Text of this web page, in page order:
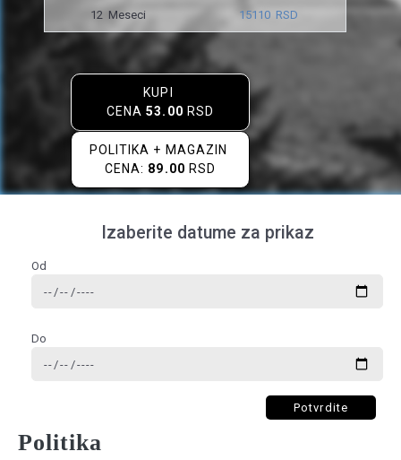
12 Meseci 15110 RSD
KUPI
CENA53.00 RSD
POLITIKA + MAGAZIN
CENA: 89.00 RSD
Izaberite datume za prikaz
Od
Do
Potvrdite
Politika